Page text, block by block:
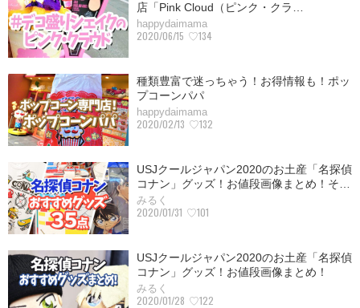
店「Pink Cloud（ピンク・クラ…
happydaimama
2020/06/15 ♡134
種類豊富で迷っちゃう！お得情報も！ポッ
プコーンパパ
happydaimama
2020/02/13 ♡132
USJクールジャパン2020のお土産「名探偵
コナン」グッズ！お値段画像まとめ！そ…
みるく
2020/01/31 ♡101
USJクールジャパン2020のお土産「名探偵
コナン」グッズ！お値段画像まとめ！
みるく
2020/01/28 ♡122